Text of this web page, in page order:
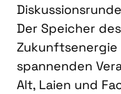
Der Speicher
spannenden
Alt, Laien und